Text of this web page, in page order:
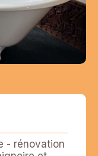
- rénovation